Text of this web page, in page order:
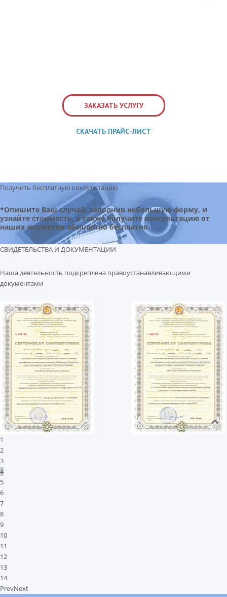
ЗАКАЗАТЬ УСЛУГУ
СКАЧАТЬ ПРАЙС-ЛИСТ
Получить бесплатную консультацию
*Опишите Ваш случай, заполнив небольшую форму, и
узнайте стоимость, а также получите консультацию от
наших экспертов абсолютно бесплатно.
СВИДЕТЕЛЬСТВА И ДОКУМЕНТАЦИИ
Наша деятельность подкреплена правоустанавливающими
документами
1
2
3
4
5
6
7
8
9
10
11
12
13
14
PrevNext